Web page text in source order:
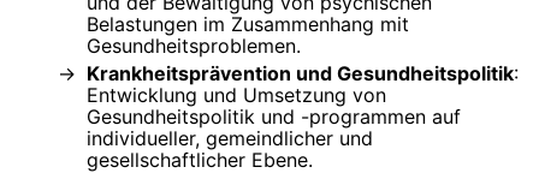
Belastungen im Zusammenhang mit
Gesundheitsproblemen.
Krankheitsprävention und Gesundheitspolitik:
Entwicklung und Umsetzung von
Gesundheitspolitik und -programmen auf
individueller, gemeindlicher und
gesellschaftlicher Ebene.